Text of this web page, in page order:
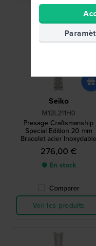
Seiko
M12L211H0
Presage Craftsmanship
Special Edition 20 mm
Bracelet acier Inoxydable
276,00 €
● En stock
Comparer
Voir les produits